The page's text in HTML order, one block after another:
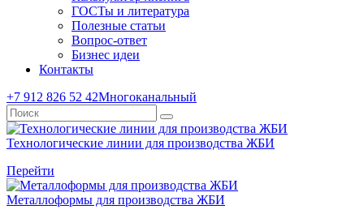
ГОСТы и литература
Полезные статьи
Вопрос-ответ
Бизнес идеи
Контакты
+7 912 826 52 42Многоканальный
Технологические линии для производства ЖБИ
Перейти
Металлоформы для производства ЖБИ